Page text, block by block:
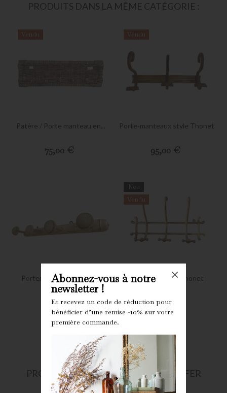
PRODUITS DANS LA MÊME CATÉGORIE :
Patère / Porte manteau en...
Preis
75,00 €
Porte-manteaux style Thonet
Preis
95,00 €
Portemanteau ancien dit
bambou
Preis
80,00 €
Porte-manteau Thonet
Preis
195,00 €
Neu
PRODUKTE VOM GLEICHEN VERKÄUFER
Abonnez-vous à notre
newsletter !
Et recevez un code de réduction pour
bénéficier d’une remise -10% sur votre
première commande.